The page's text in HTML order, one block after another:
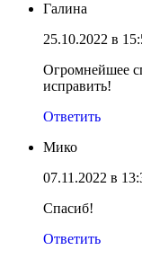
Галина
25.10.2022 в
Огромнейшее
исправить!
Ответить
Мико
07.11.2022 в
Спасиб!
Ответить